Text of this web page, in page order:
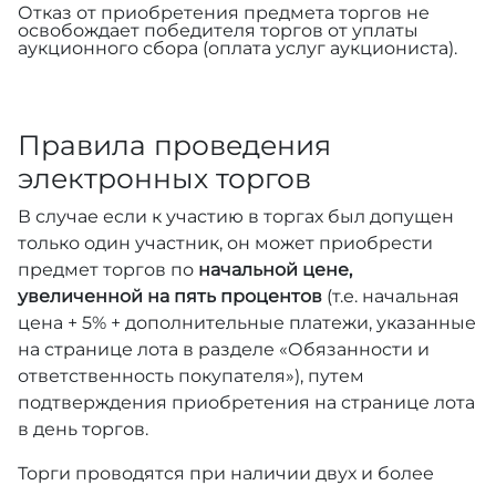
Отказ от приобретения предмета торгов не
освобождает победителя торгов от уплаты
аукционного сбора (оплата услуг аукциониста).
Правила проведения
электронных торгов
В случае если к участию в торгах был допущен
только один участник, он может приобрести
предмет торгов по начальной цене,
увеличенной на пять процентов (т.е. начальная
цена + 5% + дополнительные платежи, указанные
на странице лота в разделе «Обязанности и
ответственность покупателя»), путем
подтверждения приобретения на странице лота
в день торгов.
Торги проводятся при наличии двух и более